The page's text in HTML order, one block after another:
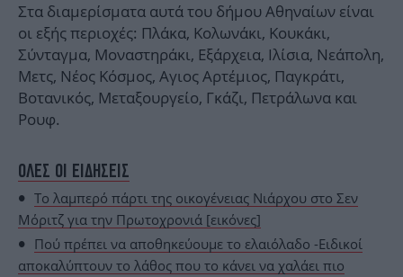
Στα διαμερίσματα αυτά του δήμου Αθηναίων είναι
οι εξής περιοχές: Πλάκα, Κολωνάκι, Κουκάκι,
Σύνταγμα, Μοναστηράκι, Εξάρχεια, Ιλίσια, Νεάπολη,
Μετς, Νέος Κόσμος, Αγιος Αρτέμιος, Παγκράτι,
Βοτανικός, Μεταξουργείο, Γκάζι, Πετράλωνα και
Ρουφ.
ΟΛΕΣ ΟΙ ΕΙΔΗΣΕΙΣ
Το λαμπερό πάρτι της οικογένειας Νιάρχου στο Σεν
Μόριτζ για την Πρωτοχρονιά [εικόνες]
Πού πρέπει να αποθηκεύουμε το ελαιόλαδο -Ειδικοί
αποκαλύπτουν το λάθος που το κάνει να χαλάει πιο